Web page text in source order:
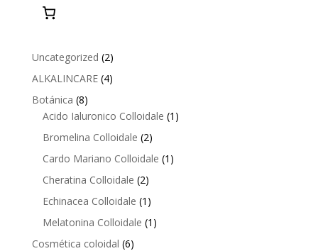
Uncategorized 22
products
ALKALINCARE 44
Botánica 88
products
Acido Ialuronico Colloidale 1 1
Bromelina Colloidale 22
products
Cardo Mariano Colloidale 1 1
Cheratina Colloidale 22
products
Echinacea Colloidale 1 1
product
Melatonina Colloidale 1 1
Cosmética coloidal 66